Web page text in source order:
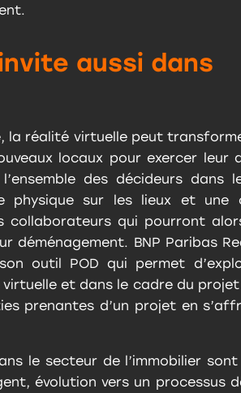
aussi dans
la réalité virtuelle peut
locaux pour exercer leur
des décideurs dans
physique sur les lieux et une
collaborateurs qui pourront
déménagement. BNP Paribas
outil POD qui permet
et dans le cadre du projet
prenantes d’un projet en
le secteur de l’immobilier
évolution vers un processus